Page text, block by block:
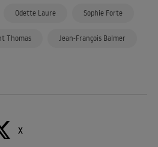
Odette Laure Sophie Forte
Thomas Jean-François Balmer
X